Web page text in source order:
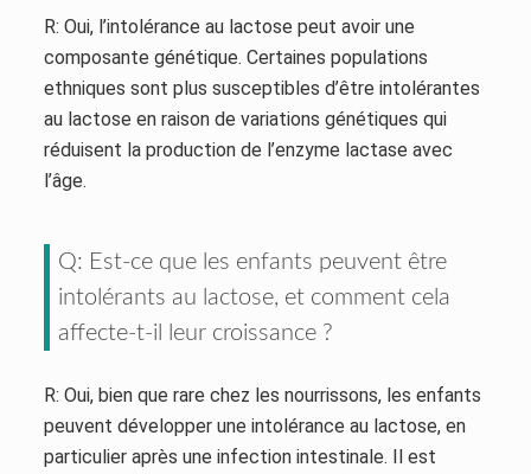
R: Oui, l’intolérance au lactose peut avoir une
composante génétique. Certaines populations
ethniques sont plus susceptibles d’être intolérantes
au lactose en raison de variations génétiques qui
réduisent la production de l’enzyme lactase avec
l’âge.
Q: Est-ce que les enfants peuvent être
intolérants au lactose, et comment cela
affecte-t-il leur croissance ?
R: Oui, bien que rare chez les nourrissons, les enfants
peuvent développer une intolérance au lactose, en
particulier après une infection intestinale. Il est